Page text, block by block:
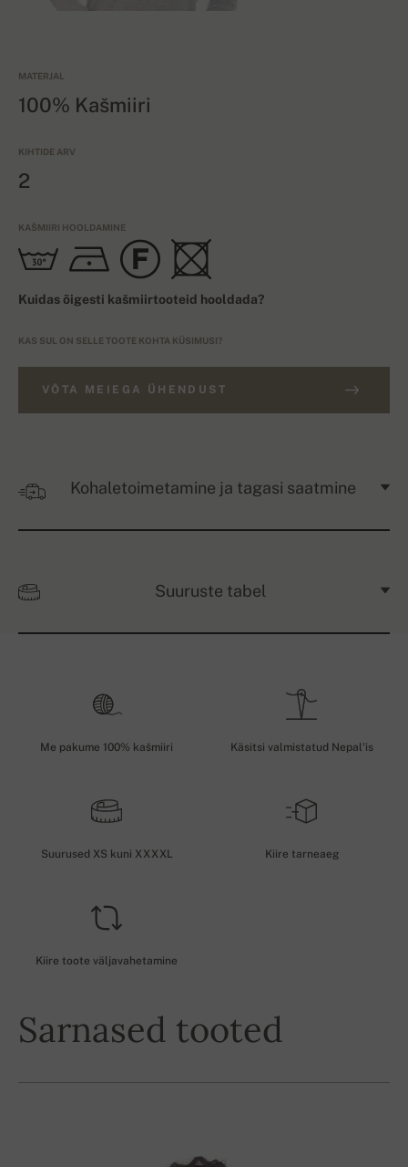
MATERJAL
100% Kašmiiri
KIHTIDE ARV
2
KAŠMIIRI HOOLDAMINE
Kuidas õigesti kašmiirtooteid hooldada?
KAS SUL ON SELLE TOOTE KOHTA KÜSIMUSI?
VÕTA MEIEGA ÜHENDUST
Kohaletoimetamine ja tagasi saatmine
Suuruste tabel
Me pakume 100% kašmiiri Käsitsi valmistatud Nepal'is
Suurused XS kuni XXXXL Kiire tarneaeg
Kiire toote väljavahetamine
Sarnased tooted